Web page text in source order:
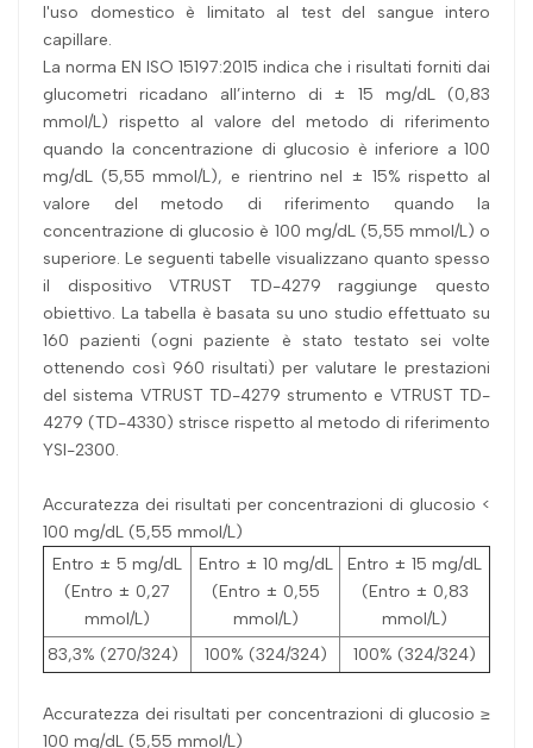
l'uso domestico è limitato al test del sangue intero
capillare.
La norma EN ISO 15197:2015 indica che i risultati forniti dai
glucometri ricadano all’interno di ± 15 mg/dL (0,83
mmol/L) rispetto al valore del metodo di riferimento
quando la concentrazione di glucosio è inferiore a 100
mg/dL (5,55 mmol/L), e rientrino nel ± 15% rispetto al
valore del metodo di riferimento quando la
concentrazione di glucosio è 100 mg/dL (5,55 mmol/L) o
superiore. Le seguenti tabelle visualizzano quanto spesso
il dispositivo VTRUST TD-4279 raggiunge questo
obiettivo. La tabella è basata su uno studio effettuato su
160 pazienti (ogni paziente è stato testato sei volte
ottenendo così 960 risultati) per valutare le prestazioni
del sistema VTRUST TD-4279 strumento e VTRUST TD-
4279 (TD-4330) strisce rispetto al metodo di riferimento
YSI-2300.
Accuratezza dei risultati per concentrazioni di glucosio <
100 mg/dL (5,55 mmol/L)
Entro ± 5 mg/dL
(Entro ± 0,27
mmol/L)
Entro ± 10 mg/dL
(Entro ± 0,55
mmol/L)
Entro ± 15 mg/dL
(Entro ± 0,83
mmol/L)
83,3% (270/324)
100% (324/324) 100% (324/324)
Accuratezza dei risultati per concentrazioni di glucosio ≥
100 mg/dL (5,55 mmol/L)